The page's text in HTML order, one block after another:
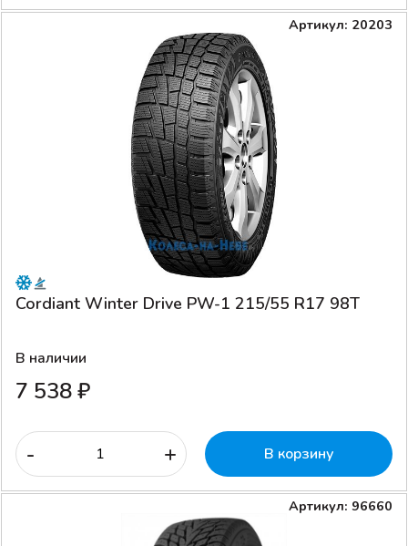
Артикул: 20203
Cordiant Winter Drive PW-1 215/55 R17 98T
В наличии
7 538 ₽
- + В корзину
Артикул: 96660